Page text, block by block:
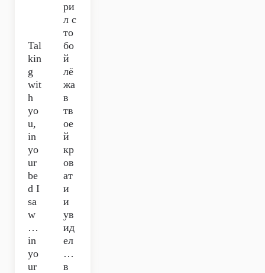
Tal
kin
g
wit
h
yo
u,
in
yo
ur
be
d I
sa
w
…
in
yo
ur
ри
л с
то
бо
й
лё
жа
в
тв
ое
й
кр
ов
ат
и
и
ув
ид
ел
…
в